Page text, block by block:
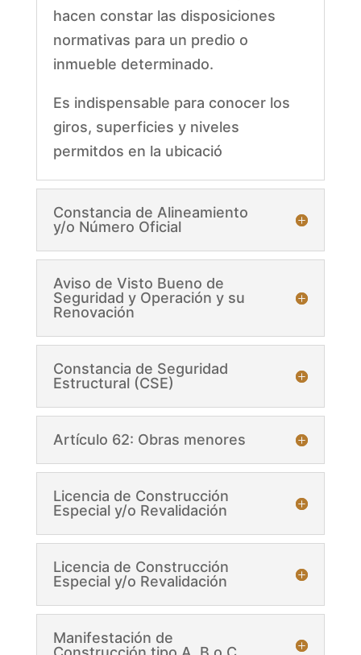
hacen constar las disposiciones
normativas para un predio o
inmueble determinado.
Es indispensable para conocer los
giros, superficies y niveles
permitdos en la ubicació
Constancia de Alineamiento
y/o Número Oficial
Aviso de Visto Bueno de
Seguridad y Operación y su
Renovación
Constancia de Seguridad
Estructural (CSE)
Artículo 62: Obras menores
Licencia de Construcción
Especial y/o Revalidación
Licencia de Construcción
Especial y/o Revalidación
Manifestación de